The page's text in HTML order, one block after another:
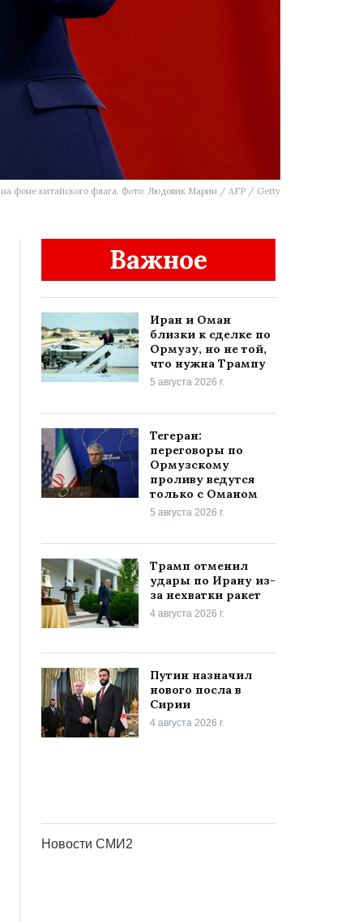
фоне китайского флага. Фото: Людовик Марин / AFP / Getty
Важное
Иран и Оман
близки к сделке по
Ормузу, но не той,
что нужна Трампу
5 августа 2026 г.
Тегеран:
переговоры по
Ормузскому
проливу ведутся
только с Оманом
5 августа 2026 г.
Трамп отменил
удары по Ирану из-
за нехватки ракет
4 августа 2026 г.
Путин назначил
нового посла в
Сирии
4 августа 2026 г.